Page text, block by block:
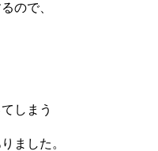
ので、
しまう
ました。